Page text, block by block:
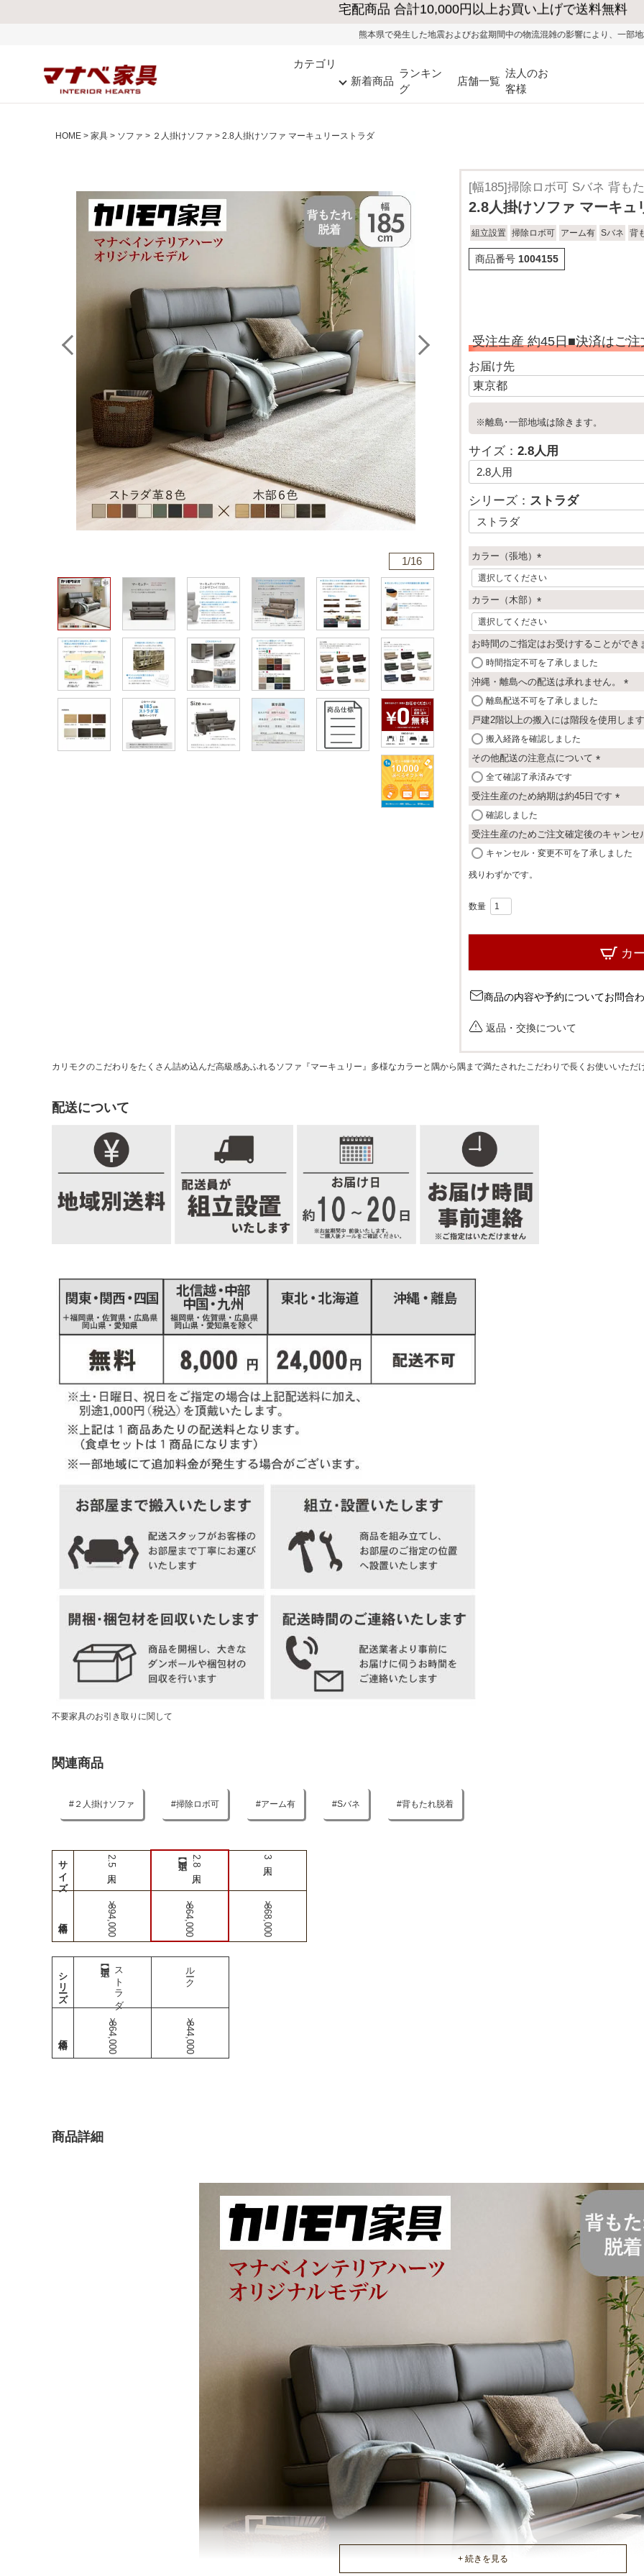
熊本県で発生した地震およびお盆期間中の物流混雑の影響により、一部地域ではお荷物のお届け
カテゴリ
新着商品
ランキン
グ
店舗一覧
法人のお
客様
HOME 家具 ソファ ２人掛けソファ 2.8人掛けソファ マーキュリーストラダ
1/16
[幅185]掃除ロボ可 Sバネ 背も
2.8人掛けソファ マーキュ
組立設置 掃除ロボ可 アーム有 Sバネ 背
商品番号 1004155
受注生産 約45日■決済はご
お届け先
※離島･一部地域は除きます。
サイズ： 2.8人用
シリーズ： ストラダ
カラー（張地）
(
必
須
)
カラー（木部）
(
必
須
)
お時間のご指定はお受けすることができ
時間指定不可を了承しました
沖縄・離島への配送は承れません。
必
須
離島配送不可を了承しました
戸建2階以上の搬入には階段を使用します
搬入経路を確認しました
その他配送の注意点について
必
須
全て確認了承済みです
受注生産のため納期は約45日です
必
須
)
確認しました
受注生産のためご注文確定後のキャンセ
キャンセル・変更不可を了承しました
残りわずかです。
カ
商品の内容や予約についてお問合
返品・交換について
カリモクのこだわりをたくさん詰め込んだ高級感あふれるソファ『マーキュリー』多様なカラーと隅から隅まで満たされたこだわりで長くお使いいただ
配送について
不要家具のお引き取りに関して
関連商品
２人掛けソファ 掃除ロボ可 アーム有 Sバネ 背もたれ脱着
サイズ 2.5人用
￥394,000
2.8人用
￥364,000
3人用
￥368,000
シリーズ ストラダ
￥364,000
ルーク
￥344,000
商品詳細